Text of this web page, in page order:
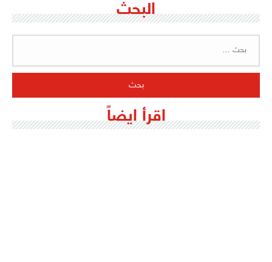
البحث
اقرأ ايضاً